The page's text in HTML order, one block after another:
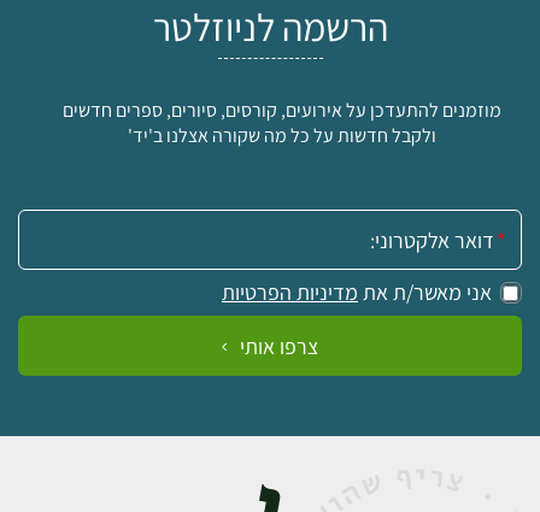
הרשמה לניוזלטר
מוזמנים להתעדכן על אירועים, קורסים, סיורים, ספרים חדשים
ולקבל חדשות על כל מה שקורה אצלנו ב'יד'
אימייל:
אני מאשר/ת את מדיניות הפרטיות
צרפו אותי